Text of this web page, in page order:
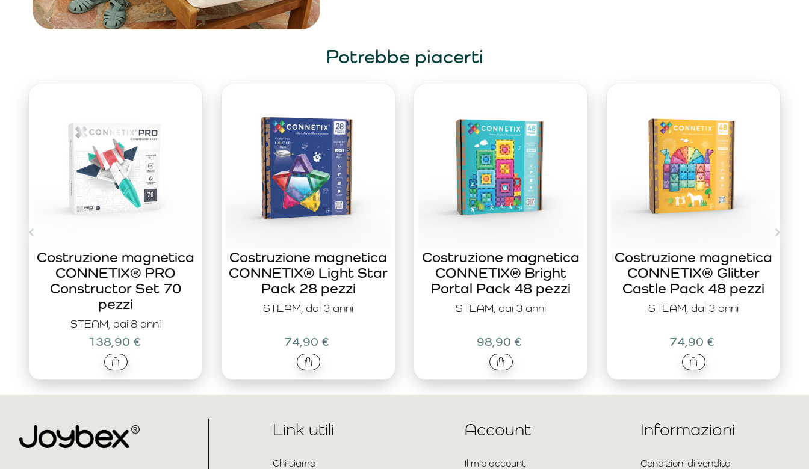
Potrebbe piacerti
STEAM, dai 8 anni
Costruzione magnetica
CONNETIX® PRO
Constructor Set 70
pezzi
138,90 €
STEAM, dai 3 anni
Costruzione magnetica
CONNETIX® Light Star
Pack 28 pezzi
74,90 €
STEAM, dai 3 anni
Costruzione magnetica
CONNETIX® Bright
Portal Pack 48 pezzi
98,90 €
STEAM, dai 3 anni
Costruzione magnetica
CONNETIX® Glitter
Castle Pack 48 pezzi
74,90 €
Link utili
Chi siamo
Account
Il mio account
Informazioni
Condizioni di vendita